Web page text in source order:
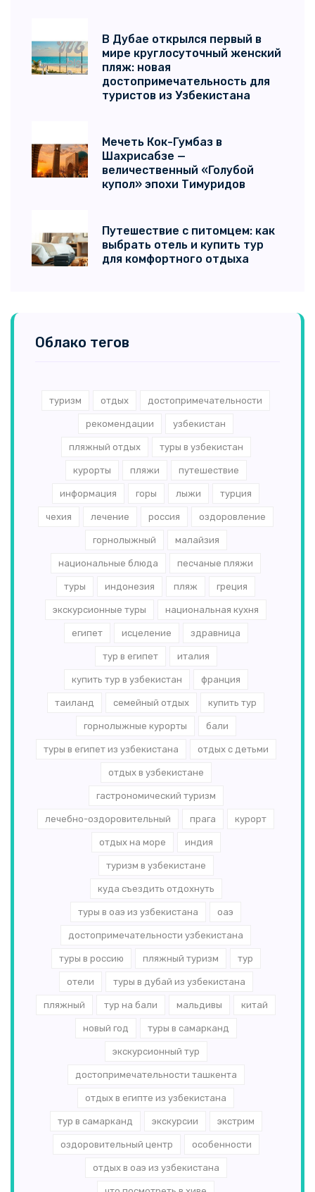
В Дубае открылся первый в
мире круглосуточный женский
пляж: новая
достопримечательность для
туристов из Узбекистана
Мечеть Кок-Гумбаз в
Шахрисабзе —
величественный «Голубой
купол» эпохи Тимуридов
Путешествие с питомцем: как
выбрать отель и купить тур
для комфортного отдыха
Облако тегов
туризм отдых достопримечательности
рекомендации узбекистан
пляжный отдых туры в узбекистан
курорты пляжи путешествие
информация горы лыжи турция
чехия лечение россия оздоровление
горнолыжный малайзия
национальные блюда песчаные пляжи
туры индонезия пляж греция
экскурсионные туры национальная кухня
египет исцеление здравница
тур в египет италия
купить тур в узбекистан франция
таиланд семейный отдых купить тур
горнолыжные курорты бали
туры в египет из узбекистана отдых с детьми
отдых в узбекистане
гастрономический туризм
лечебно-оздоровительный прага курорт
отдых на море индия
туризм в узбекистане
куда съездить отдохнуть
туры в оаэ из узбекистана оаэ
достопримечательности узбекистана
туры в россию пляжный туризм тур
отели туры в дубай из узбекистана
пляжный тур на бали мальдивы китай
новый год туры в самарканд
экскурсионный тур
достопримечательности ташкента
отдых в египте из узбекистана
тур в самарканд экскурсии экстрим
оздоровительный центр особенности
отдых в оаэ из узбекистана